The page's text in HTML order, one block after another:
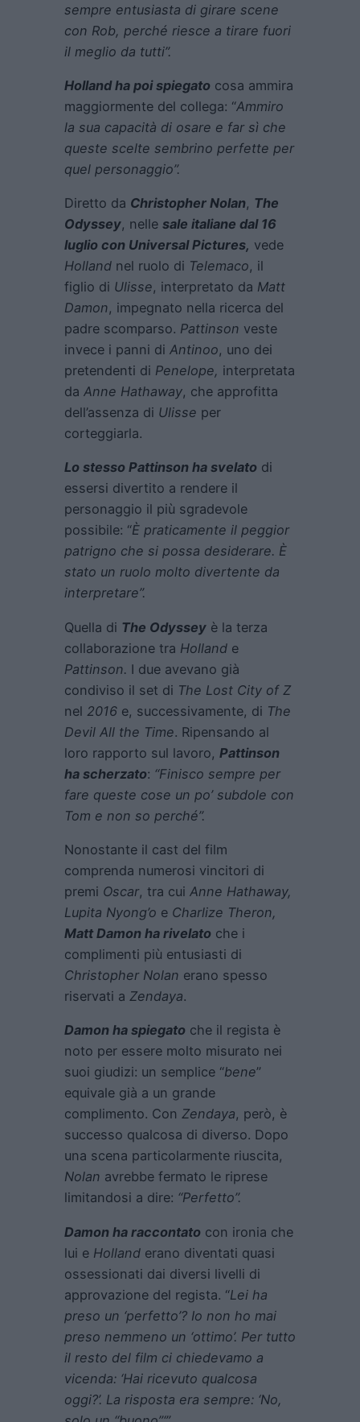
sempre entusiasta di girare scene
con Rob, perché riesce a tirare fuori
il meglio da tutti”.
Holland ha poi spiegato cosa ammira
maggiormente del collega: “Ammiro
la sua capacità di osare e far sì che
queste scelte sembrino perfette per
quel personaggio”.
Diretto da Christopher Nolan, The
Odyssey, nelle sale italiane dal 16
luglio con Universal Pictures, vede
Holland nel ruolo di Telemaco, il
figlio di Ulisse, interpretato da Matt
Damon, impegnato nella ricerca del
padre scomparso. Pattinson veste
invece i panni di Antinoo, uno dei
pretendenti di Penelope, interpretata
da Anne Hathaway, che approfitta
dell’assenza di Ulisse per
corteggiarla.
Lo stesso Pattinson ha svelato di
essersi divertito a rendere il
personaggio il più sgradevole
possibile: “È praticamente il peggior
patrigno che si possa desiderare. È
stato un ruolo molto divertente da
interpretare”.
Quella di The Odyssey è la terza
collaborazione tra Holland e
Pattinson. I due avevano già
condiviso il set di The Lost City of Z
nel 2016 e, successivamente, di The
Devil All the Time. Ripensando al
loro rapporto sul lavoro, Pattinson
ha scherzato: “Finisco sempre per
fare queste cose un po’ subdole con
Tom e non so perché”.
Nonostante il cast del film
comprenda numerosi vincitori di
premi Oscar, tra cui Anne Hathaway,
Lupita Nyong’o e Charlize Theron,
Matt Damon ha rivelato che i
complimenti più entusiasti di
Christopher Nolan erano spesso
riservati a Zendaya.
Damon ha spiegato che il regista è
noto per essere molto misurato nei
suoi giudizi: un semplice “bene”
equivale già a un grande
complimento. Con Zendaya, però, è
successo qualcosa di diverso. Dopo
una scena particolarmente riuscita,
Nolan avrebbe fermato le riprese
limitandosi a dire: “Perfetto”.
Damon ha raccontato con ironia che
lui e Holland erano diventati quasi
ossessionati dai diversi livelli di
approvazione del regista. “Lei ha
preso un ‘perfetto’? Io non ho mai
preso nemmeno un ‘ottimo’. Per tutto
il resto del film ci chiedevamo a
vicenda: ‘Hai ricevuto qualcosa
oggi?’. La risposta era sempre: ‘No,